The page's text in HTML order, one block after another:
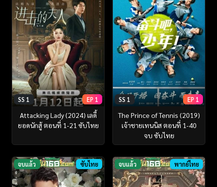
SS 1 EP 1
Attacking Lady (2024) เลดี้
ยอดนักสู้ ตอนที่ 1-21 ซับไทย
SS 1 EP 1
The Prince of Tennis (2019)
เจ้าชายเทนนิส ตอนที่ 1-40
จบ ซับไทย
จบแล้ว ซับไทย จบแล้ว พากย์ไทย